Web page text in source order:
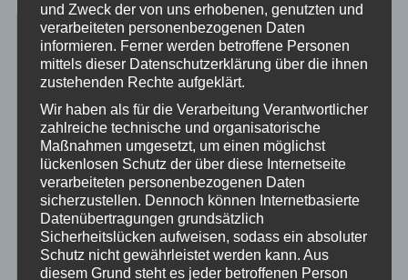
Offroad Deutschland
03197 Jänschwalde
04880 Elsnig (bei Torgau)
27628 Wulbüttel
34497 Bad Arolsen-Mengeringhausen
39649 Peckfitz Gardelegen 09-2020
39649 Peckfitz Gardelegen 04-2019
39649 Peckfitz Gardelegen 2019
39649 Peckfitz Gardelegen 2018
49584 Fürstenau 2019
und Zweck der von uns erhobenen, genutzten und
verarbeiteten personenbezogenen Daten
informieren. Ferner werden betroffene Personen
mittels dieser Datenschutzerklärung über die ihnen
zustehenden Rechte aufgeklärt.
Wir haben als für die Verarbeitung Verantwortlicher
zahlreiche technische und organisatorische
Maßnahmen umgesetzt, um einen möglichst
lückenlosen Schutz der über diese Internetseite
verarbeiteten personenbezogenen Daten
sicherzustellen. Dennoch können Internetbasierte
Datenübertragungen grundsätzlich
Sicherheitslücken aufweisen, sodass ein absoluter
Schutz nicht gewährleistet werden kann. Aus
diesem Grund steht es jeder betroffenen Person